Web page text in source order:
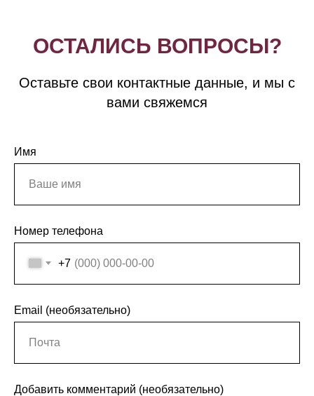
ОСТАЛИСЬ ВОПРОСЫ?
Оставьте свои контактные данные, и мы с
вами свяжемся
Имя
Номер телефона
+7
Email (необязательно)
Добавить комментарий (необязательно)